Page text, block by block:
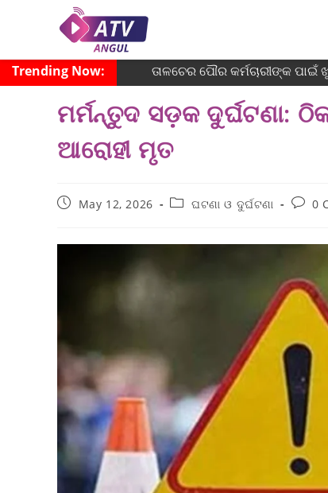
Trending Now: ତାଳଚେର ପୌର କର୍ମଚାରୀଙ୍କ
ମର୍ମନ୍ତୁଦ ସଡ଼କ ଦୁର୍ଘଟଣା:
ଆରୋହୀ ମୃତ
May 12, 2026 ଘଟଣା ଓ ଦୁର୍ଘଟଣା 0